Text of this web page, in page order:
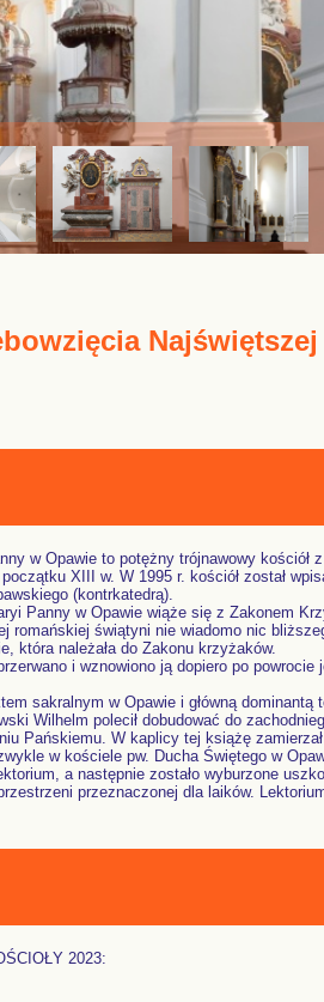
Najświętszej
w Opawie to potężny trójnawowy kościół
XIII w. W 1995 r. kościół został
(kontrkatedrą).
Panny w Opawie wiąże się z Zakonem
romańskiej świątyni nie wiadomo nic
która należała do Zakonu krzyżaków.
i wznowiono ją dopiero po
sakralnym w Opawie i główną dominantą
Wilhelm polecił dobudować do
Pańskiemu. W kaplicy tej książę
w kościele pw. Ducha Świętego w
a następnie zostało wyburzone
przeznaczonej dla laików.
2023: